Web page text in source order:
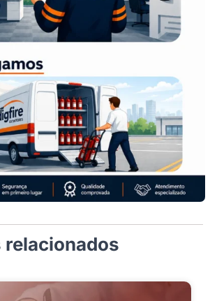
relacionados